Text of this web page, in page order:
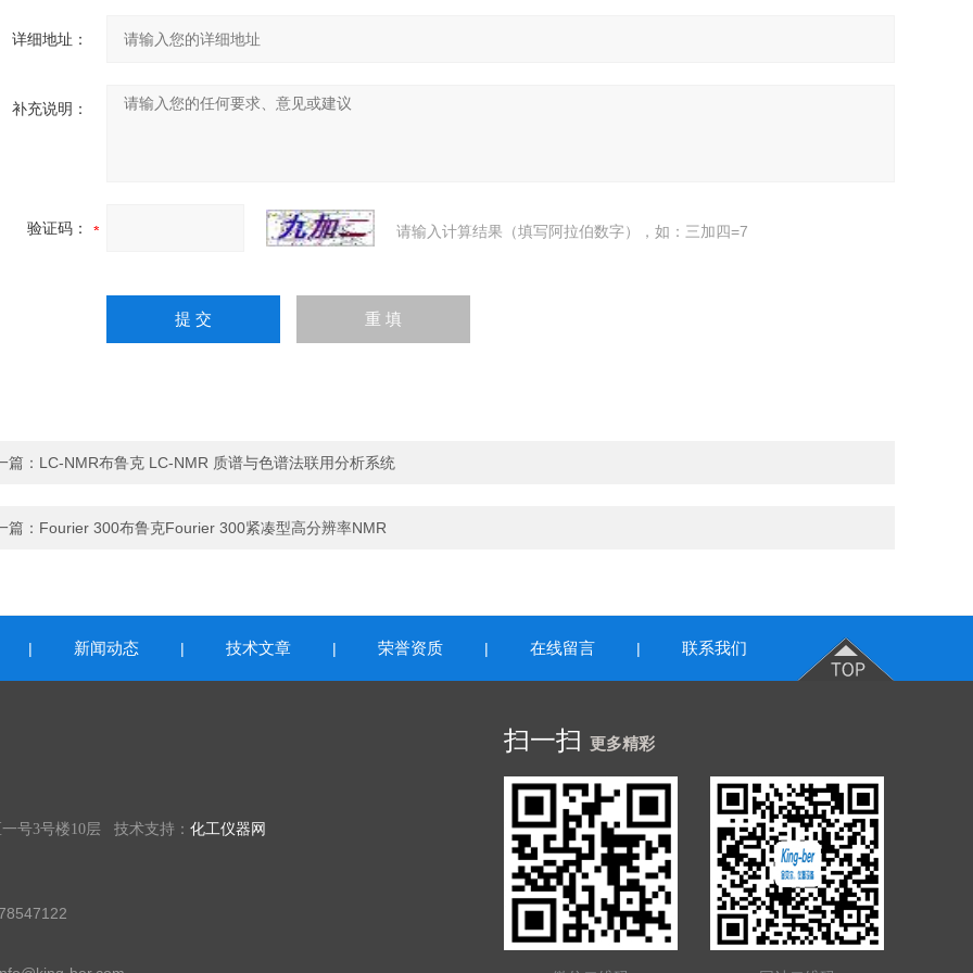
详细地址：
补充说明：
验证码： 请输入计算结果（填写阿拉伯数字），如：三加四=7
篇： LC-NMR布鲁克 LC-NMR 质谱与色谱法联用分析系统
篇： Fourier 300布鲁克Fourier 300紧凑型高分辨率NMR
| 新闻动态 | 技术文章 | 荣誉资质 | 在线留言 | 联系我们
号3号楼10层 技术支持： 化工仪器网
扫一扫 更多精彩